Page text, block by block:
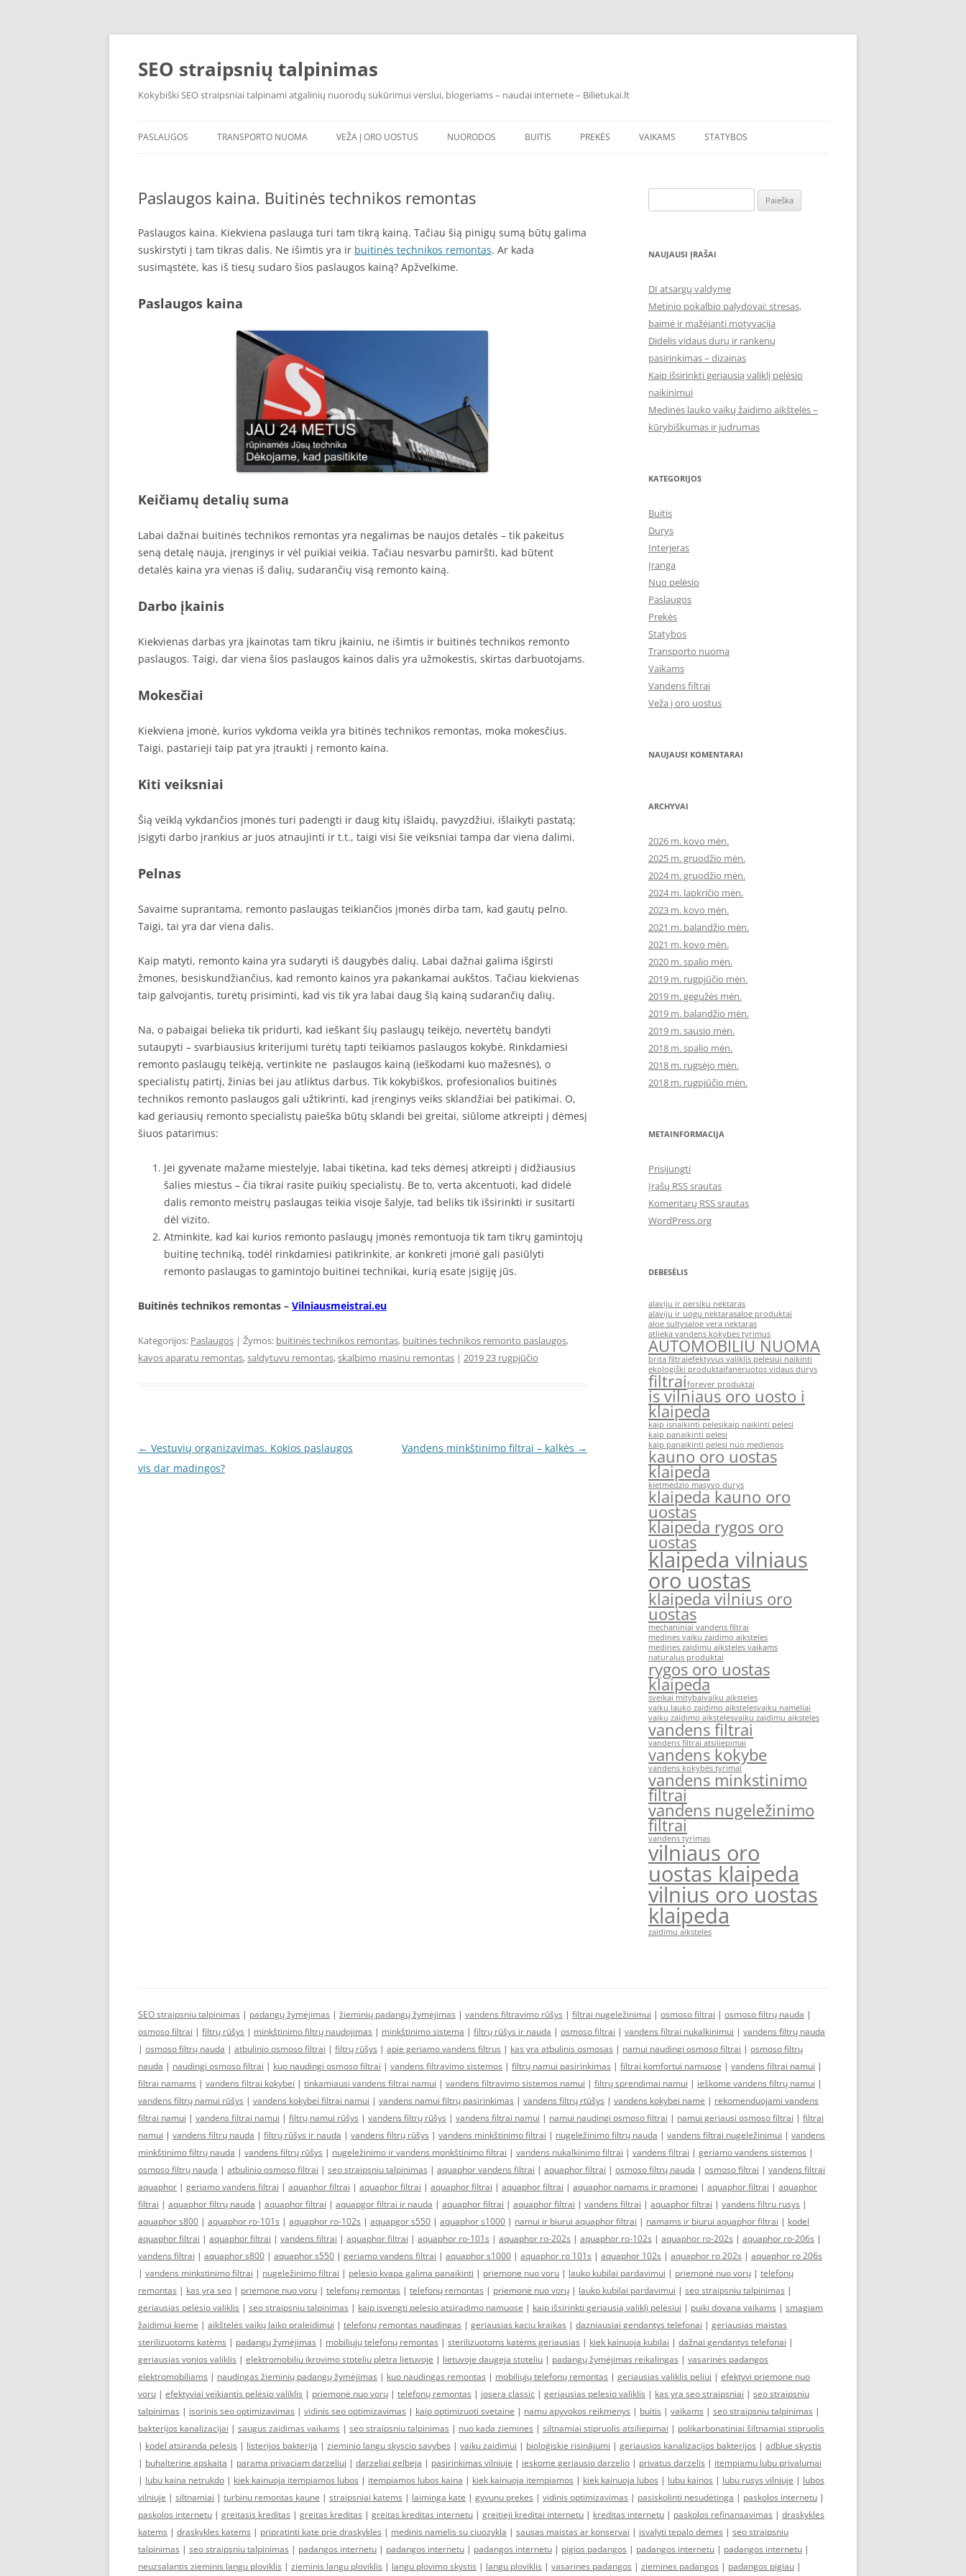
Pereiti
SEO straipsnių talpinimas
Kokybiški SEO straipsniai talpinami atgalinių nuorodų sukūrimui verslui, blogeriams – naudai internete – Bilietukai.lt
PASLAUGOS TRANSPORTO NUOMA VEŽA Į ORO UOSTUS NUORODOS
PAROLES.LT
SUBCONIT.LT
ILGOS PROGINĖS SUKNELĖS
BUITIS PREKĖS VAIKAMS STATYBOS
Paslaugos kaina. Buitinės technikos remontas
Paslaugos kaina. Kiekviena paslauga turi tam tikrą kainą. Tačiau šią pinigų sumą būtų galima
suskirstyti į tam tikras dalis. Ne išimtis yra ir buitinės technikos remontas. Ar kada
susimąstėte, kas iš tiesų sudaro šios paslaugos kainą? Apžvelkime.
Paslaugos kaina
Keičiamų detalių suma
Labai dažnai buitinės technikos remontas yra negalimas be naujos detalės – tik pakeitus
seną detalę nauja, įrenginys ir vėl puikiai veikia. Tačiau nesvarbu pamiršti, kad būtent
detalės kaina yra vienas iš dalių, sudarančių visą remonto kainą.
Darbo įkainis
Kiekvienas darbas yra įkainotas tam tikru įkainiu, ne išimtis ir buitinės technikos remonto
paslaugos. Taigi, dar viena šios paslaugos kainos dalis yra užmokestis, skirtas darbuotojams.
Mokesčiai
Kiekviena įmonė, kurios vykdoma veikla yra bitinės technikos remontas, moka mokesčius.
Taigi, pastarieji taip pat yra įtraukti į remonto kaina.
Kiti veiksniai
Šią veiklą vykdančios įmonės turi padengti ir daug kitų išlaidų, pavyzdžiui, išlaikyti pastatą;
įsigyti darbo įrankius ar juos atnaujinti ir t.t., taigi visi šie veiksniai tampa dar viena dalimi.
Pelnas
Savaime suprantama, remonto paslaugas teikiančios įmonės dirba tam, kad gautų pelno.
Taigi, tai yra dar viena dalis.
Kaip matyti, remonto kaina yra sudaryti iš daugybės dalių. Labai dažnai galima išgirsti
žmones, besiskundžiančius, kad remonto kainos yra pakankamai aukštos. Tačiau kiekvienas
taip galvojantis, turėtų prisiminti, kad vis tik yra labai daug šią kainą sudarančių dalių.
Na, o pabaigai belieka tik pridurti, kad ieškant šių paslaugų teikėjo, nevertėtų bandyti
sutaupyti – svarbiausius kriterijumi turėtų tapti teikiamos paslaugos kokybė. Rinkdamiesi
remonto paslaugų teikėją, vertinkite ne paslaugos kainą (ieškodami kuo mažesnės), o
specialistų patirtį, žinias bei jau atliktus darbus. Tik kokybiškos, profesionalios buitinės
technikos remonto paslaugos gali užtikrinti, kad įrenginys veiks sklandžiai bei patikimai. O,
kad geriausių remonto specialistų paieška būtų sklandi bei greitai, siūlome atkreipti į dėmesį
šiuos patarimus:
Jei gyvenate mažame miestelyje, labai tikėtina, kad teks dėmesį atkreipti į didžiausius
šalies miestus – čia tikrai rasite puikių specialistų. Be to, verta akcentuoti, kad didelė
dalis remonto meistrų paslaugas teikia visoje šalyje, tad beliks tik išsirinkti ir susitarti
dėl vizito.
Atminkite, kad kai kurios remonto paslaugų įmonės remontuoja tik tam tikrų gamintojų
buitinę techniką, todėl rinkdamiesi patikrinkite, ar konkreti įmonė gali pasiūlyti
remonto paslaugas to gamintojo buitinei technikai, kurią esate įsigiję jūs.
Buitinės technikos remontas – Vilniausmeistrai.eu
Kategorijos: Paslaugos | Žymos: buitinės technikos remontas, buitinės technikos remonto paslaugos,
kavos aparatu remontas,saldytuvu remontas,skalbimo masinu remontas | 2019 23 rugpjūčio
Įrašo
navigacija
← Vestuvių organizavimas. Kokios paslaugos
vis dar madingos?
Vandens minkštinimo filtrai – kalkės →
NAUJAUSI ĮRAŠAI
DI atsargų valdyme
Metinio pokalbio palydovai: stresas,
baimė ir mažėjanti motyvacija
Didelis vidaus durų ir rankenų
pasirinkimas – dizainas
Kaip išsirinkti geriausią valiklį pelėsio
naikinimui
Medinės lauko vaikų žaidimo aikštelės –
kūrybiškumas ir judrumas
KATEGORIJOS
Buitis
Durys
Interjeras
Įranga
Nuo pelėsio
Paslaugos
Prekės
Statybos
Transporto nuoma
Vaikams
Vandens filtrai
Veža į oro uostus
NAUJAUSI KOMENTARAI
ARCHYVAI
2026 m. kovo mėn.
2025 m. gruodžio mėn.
2024 m. gruodžio mėn.
2024 m. lapkričio mėn.
2023 m. kovo mėn.
2021 m. balandžio mėn.
2021 m. kovo mėn.
2020 m. spalio mėn.
2019 m. rugpjūčio mėn.
2019 m. gegužės mėn.
2019 m. balandžio mėn.
2019 m. sausio mėn.
2018 m. spalio mėn.
2018 m. rugsėjo mėn.
2018 m. rugpjūčio mėn.
METAINFORMACIJA
Prisijungti
Įrašų RSS srautas
Komentarų RSS srautas
WordPress.org
DEBESĖLIS
alaviju ir persiku nektaras
alaviju ir uogu nektarasaloe produktai
aloe sultysaloe vera nektaras
atlieka vandens kokybes tyrimus
AUTOMOBILIU NUOMA
brita filtraiefektyvus valiklis pelesiui naikinti
ekologiški produktaifaneruotos vidaus durys
filtraiforever produktai
is vilniaus oro uosto i
klaipeda
kaip isnaikinti pelesikaip naikinti pelesi
kaip panaikinti pelesi
kaip panaikinti pelesi nuo medienos
kauno oro uostas
klaipeda
kietmedzio masyvo durys
klaipeda kauno oro
uostas
klaipeda rygos oro
uostas
klaipeda vilniaus
oro uostas
klaipeda vilnius oro
uostas
mechaniniai vandens filtrai
medines vaiku zaidimo aiksteles
medines zaidimu aiksteles vaikams
naturalus produktai
rygos oro uostas
klaipeda
sveikai mitybaivaiku aiksteles
vaiku lauko zaidimo aikstelesvaiku nameliai
vaiku zaidimo aikstelesvaiku zaidimu aiksteles
vandens filtrai
vandens filtrai atsiliepimai
vandens kokybe
vandens kokybės tyrimai
vandens minkstinimo
filtrai
vandens nugeležinimo
filtrai
vandens tyrimas
vilniaus oro
uostas klaipeda
vilnius oro uostas
klaipeda
zaidimu aiksteles
SEO straipsniu talpinimas | padangų žymėjimas | žieminių padangų žymėjimas | vandens filtravimo rūšys | filtrai nugeležinimui | osmoso filtrai | osmoso filtrų nauda |
osmoso filtrai | filtrų rūšys | minkštinimo filtrų naudojimas | minkštinimo sistema | filtrų rūšys ir nauda | osmoso filtrai | vandens filtrai nukalkinimui | vandens filtrų nauda
| osmoso filtrų nauda | atbulinio osmoso filtrai | filtrų rūšys | apie geriamo vandens filtrus | kas yra atbulinis osmosas | namui naudingi osmoso filtrai | osmoso filtrų
nauda | naudingi osmoso filtrai | kuo naudingi osmoso filtrai | vandens filtravimo sistemos | filtrų namui pasirinkimas | filtrai komfortui namuose | vandens filtrai namui |
filtrai namams | vandens filtrai kokybei | tinkamiausi vandens filtrai namui | vandens filtravimo sistemos namui | filtrų sprendimai namui | ieškome vandens filtrų namui |
vandens filtrų namui rūšys | vandens kokybei filtrai namui | vandens namui filtrų pasirinkimas | vandens filtrų rtūšys | vandens kokybei name | rekomenduojami vandens
filtrai namui | vandens filtrai namui | filtrų namui rūšys | vandens filtrų rūšys | vandens filtrai namui | namui naudingi osmoso filtrai | namui geriausi osmoso filtrai | filtrai
namui | vandens filtrų nauda | filtrų rūšys ir nauda | vandens filtrų rūšys | vandens minkštinimo filtrai | nugeležinimo filtrų nauda | vandens filtrai nugeležinimui | vandens
minkštinimo filtrų nauda | vandens filtrų rūšys | nugeležinimo ir vandens monkštinimo filtrai | vandens nukalkinimo filtrai | vandens filtrai | geriamo vandens sistemos |
osmoso filtrų nauda | atbulinio osmoso filtrai | seo straipsniu talpinimas | aquaphor vandens filtrai | aquaphor filtrai | osmoso filtrų nauda | osmoso filtrai | vandens filtrai
aquaphor | geriamo vandens filtrai | aquaphor filtrai | aquaphor filtrai | aquaphor filtrai | aquaphor filtrai | aquaphor namams ir pramonei | aquaphor filtrai | aquaphor
filtrai | aquaphor filtrų nauda | aquaphor filtrai | aquapgor filtrai ir nauda | aquaphor filtrai | aquaphor filtrai | vandens filtrai | aquaphor filtrai | vandens filtru rusys |
aquaphor s800 | aquaphor ro-101s | aquaphor ro-102s | aquapgor s550 | aquaphor s1000 | namui ir biurui aquaphor filtrai | namams ir biurui aquaphor filtrai | kodel
aquaphor filtrai | aquaphor filtrai | vandens filtrai | aquaphor filtrai | aquaphor ro-101s | aquaphor ro-202s | aquaphor ro-102s | aquaphor ro-202s | aquaphor ro-206s |
vandens filtrai | aquaphor s800 | aquaphor s550 | geriamo vandens filtrai | aquaphor s1000 | aquaphor ro 101s | aquaphor 102s | aquaphor ro 202s | aquaphor ro 206s
| vandens minkstinimo filtrai | nugeležinimo filtrai | pelesio kvapa galima panaikinti | priemone nuo voru | lauko kubilai pardavimui | priemonė nuo vorų | telefonų
remontas | kas yra seo | priemone nuo voru | telefonų remontas | telefonų remontas | priemonė nuo vorų | lauko kubilai pardavimui | seo straipsniu talpinimas |
geriausias pelėsio valiklis | seo straipsniu talpinimas | kaip isvengti pelesio atsiradimo namuose | kaip išsirinkti geriausią valiklį pelėsiui | puiki dovana vaikams | smagiam
žaidimui kieme | aikštelės vaikų laiko praleidimui | telefonų remontas naudingas | geriausias kaciu kraikas | dazniausiai gendantys telefonai | geriausias maistas
sterilizuotoms katėms | padangų žymėjimas | mobiliųjų telefonų remontas | sterilizuotoms katėms geriausias | kiek kainuoja kubilai | dažnai gendantys telefonai |
geriausias vonios valiklis | elektromobiliu ikrovimo stoteliu pletra lietuvoje | lietuvoje daugeja stoteliu | padangų žymėjimas reikalingas | vasarinės padangos
elektromobiliams | naudingas žieminių padangų žymėjimas | kuo naudingas remontas | mobiliųjų telefonų remontas | geriausias valiklis peliui | efektyvi priemone nuo
voru | efektyviai veikiantis pelėsio valiklis | priemonė nuo vorų | telefonų remontas | josera classic | geriausias pelesio valiklis | kas yra seo straipsniai | seo straipsniu
talpinimas | isorinis seo optimizavimas | vidinis seo optimizavimas | kaip optimizuoti svetaine | namu apyvokos reikmenys | buitis | vaikams | seo straipsniu talpinimas |
bakterijos kanalizacijai | saugus zaidimas vaikams | seo straipsniu talpinimas | nuo kada ziemines | siltnamiai stipruolis atsiliepimai | polikarbonatiniai šiltnamiai stipruolis
| kodel atsiranda pelesis | listerijos bakterija | zieminio langu skyscio savybes | vaiku zaidimui | bioloģiskie risinājumi | geriausios kanalizacijos bakterijos | adblue skystis
| buhalterine apskaita | parama privaciam darzeliui | darzeliai gelbeja | pasirinkimas vilniuje | ieskome geriausio darzelio | privatus darzelis | itempiamu lubu privalumai
| lubu kaina netrukdo | kiek kainuoja itempiamos lubos | itempiamos lubos kaina | kiek kainuoja itempiamos | kiek kainuoja lubos | lubu kainos | lubu rusys vilniuje | lubos
vilniuje | siltnamiai | turbinu remontas kaune | straipsniai katems | laiminga kate | gyvunu prekes | vidinis optimizavimas | pasiskolinti nesudėtinga | paskolos internetu |
paskolos internetu | greitasis kreditas | greitas kreditas | greitas kreditas internetu | greitieji kreditai internetu | kreditas internetu | paskolos refinansavimas | draskykles
katems | draskykles katems | pripratinti kate prie draskykles | medinis namelis su ciuozykla | sausas maistas ar konservai | isvalyti tepalo demes | seo straipsniu
talpinimas | seo straipsniu talpinimas | padangos internetu | padangos internetu | padangos internetu | pigios padangos | padangos internetu | padangos internetu |
neuzsalantis zieminis langu ploviklis | zieminis langu ploviklis | langu plovimo skystis | langu ploviklis | vasarines padangos | ziemines padangos | padangos pigiau |